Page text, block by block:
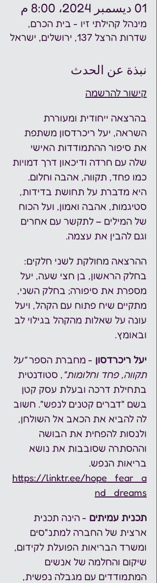
01 ديسمبر 2024، 8:00 م
מינהל קהילתי זיו - בית הכרם,
שדרות הרצל 137, ירושלים, ישראל
نبذة عن الحدث
קישור להרשמה
בהרצאה ייחודית ומעוררת
השראה, יעל ריכרדסון משתפת
את סיפור ההתמודדות האישי
שלה עם חרדה ודיכאון דרך דמויות
כמו פחד, תקווה, אהבה וחלום.
היא מדברת על תחושת בדידות,
סטיגמות, אהבה ואמון, ועל הכוח
של המילים – לתקשר עם אחרים
וגם להבין את עצמה.
ההרצאה מחולקת לשני חלקים:
בחלק הראשון, בן חצי שעה, יעל
מספרת את סיפורה; בחלק השני,
מתקיים שיח פתוח עם הקהל, ויעל
עונה על שאלות מהקהל בגילוי לב
ובאומץ.
יעל ריכרדסון - מחברת הספר "על
תקווה, פחד וחלומות", סטודנטית
בתחילת דרכה ובעלת עסק קטן
בשם "דברים קטנים לנפש". חשוב
לה להביא את הכאב אל השולחן,
ולנסות להפחית את הבושה
וההסתרה שסובבות את נושא
בריאות הנפש.
https://linktr.ee/hope_fear_a
nd_dreams
תכנית עמיתים - הינה תכנית
ארצית של החברה למתנ"סים
ומשרד הבריאות הפועלת לקידום,
שיקום והחלמה של אנשים
המתמודדים עם מגבלה נפשית,